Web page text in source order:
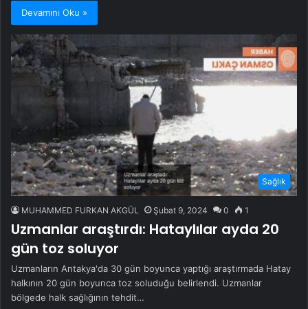
Devamını Oku »
Sağlık
MUHAMMED FURKAN AKGÜL Şubat 9, 2024 0 1
Uzmanlar araştırdı: Hataylılar ayda 20
gün toz soluyor
Uzmanların Antakya'da 30 gün boyunca yaptığı araştırmada Hatay
halkının 20 gün boyunca toz soluduğu belirlendi. Uzmanlar
bölgede halk sağlığının tehdit…